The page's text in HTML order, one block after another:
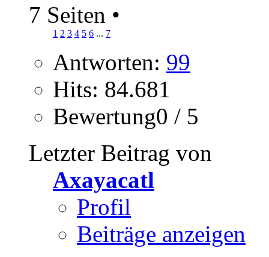
7 Seiten •
1 2 3 4 5 6 ... 7
Antworten: 99
Hits: 84.681
Bewertung0 / 5
Letzter Beitrag von
Axayacatl
Profil
Beiträge anzeigen